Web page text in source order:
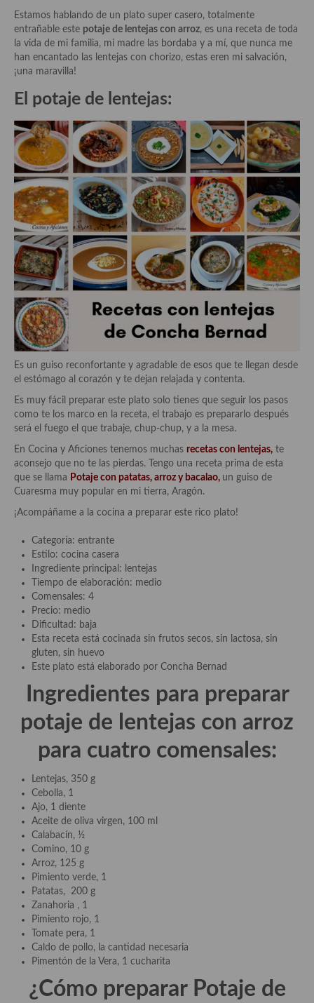
Especias, hierbas, condimentos, espesantes y aditivos
Historia de la gastronomía, platos celebres, cocineros, críticos,
historias culinarias y otras cosas
Origen y evolución de la comida
Protocolo y buenas maneras.
Ocio – restaurantes, bares, tabernas
Viajes eno-gastro-turísticos
En El Candelero
Las opiniones de la «Cocinera»
Prensa
Recetas
Acompañamientos
Aderezos, salsas, vinagretas, especias, hierbas aromáticas o
aditivos
Especias, mezclas de especias
Hierbas aromáticas
Aceites
Mojos y pastas
Sales y polvos
Salsas y mojos
Adobos
Aperitivos
Bebidas
demás
Entrantes y primeros platos
Ensaladas
Entrantes
Gazpachos, salmorejos, sopas y cremas frías
Quínoa
Pasta
Arroces Y fideuás
Legumbres y cereales
Cuscús
Estamos hablando de un plato super casero, totalmente
entrañable este potaje de lentejas con arroz, es una receta de toda
la vida de mi familia, mi madre las bordaba y a mí, que nunca me
han encantado las lentejas con chorizo, estas eren mi salvación,
¡una maravilla!
El potaje de lentejas:
Es un guiso reconfortante y agradable de esos que te llegan desde
el estómago al corazón y te dejan relajada y contenta.
Es muy fácil preparar este plato solo tienes que seguir los pasos
como te los marco en la receta, el trabajo es prepararlo después
será el fuego el que trabaje, chup-chup, y a la mesa.
En Cocina y Aficiones tenemos muchas recetas con lentejas, te
aconsejo que no te las pierdas. Tengo una receta prima de esta
que se llama Potaje con patatas, arroz y bacalao, un guiso de
Cuaresma muy popular en mi tierra, Aragón.
¡Acompáñame a la cocina a preparar este rico plato!
Categoría: entrante
Estilo: cocina casera
Ingrediente principal: lentejas
Tiempo de elaboración: medio
Comensales: 4
Precio: medio
Dificultad: baja
Esta receta está cocinada sin frutos secos, sin lactosa, sin
gluten, sin huevo
Este plato está elaborado por Concha Bernad
Ingredientes para preparar
potaje de lentejas con arroz
para cuatro comensales:
Lentejas, 350 g
Cebolla, 1
Ajo, 1 diente
Aceite de oliva virgen, 100 ml
Calabacín, ½
Comino, 10 g
Arroz, 125 g
Pimiento verde, 1
Patatas, 200 g
Zanahoria , 1
Pimiento rojo, 1
Tomate pera, 1
Caldo de pollo, la cantidad necesaria
Pimentón de la Vera, 1 cucharita
¿Cómo preparar Potaje de